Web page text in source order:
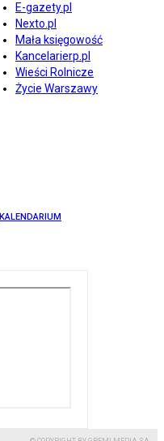
E-gazety.pl
Nexto.pl
Mała księgowość
Kancelarierp.pl
Wieści Rolnicze
Życie Warszawy
KALENDARIUM